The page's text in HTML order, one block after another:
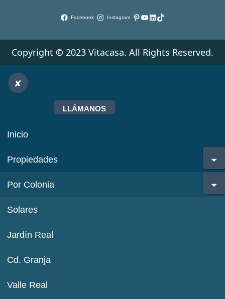
Facebook Instagram Pinterest
YouTube
LinkedIn
TikTok
Copyright © 2023 Vitacasa. All Rights Reserved.
LLÁMANOS
Inicio
Propiedades
Por Colonia
Solares
Jardín Real
Cd. Granja
Valle Real